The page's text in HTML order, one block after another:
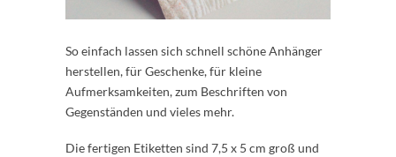
So einfach lassen sich schnell schöne Anhänger
herstellen, für Geschenke, für kleine
Aufmerksamkeiten, zum Beschriften von
Gegenständen und vieles mehr.
Die fertigen Etiketten sind 7,5 x 5 cm groß und